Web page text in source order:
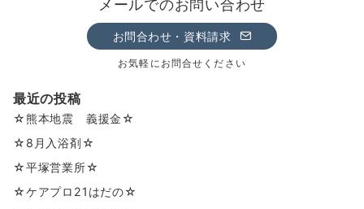
メールでのお問い合わせ
お問合わせ・資料請求
お気軽にお問合せください
最近の投稿
☆熊本地震 義援金☆
☆8月入浴剤☆
☆平塚営業所☆
☆ケアプロ21はだの☆